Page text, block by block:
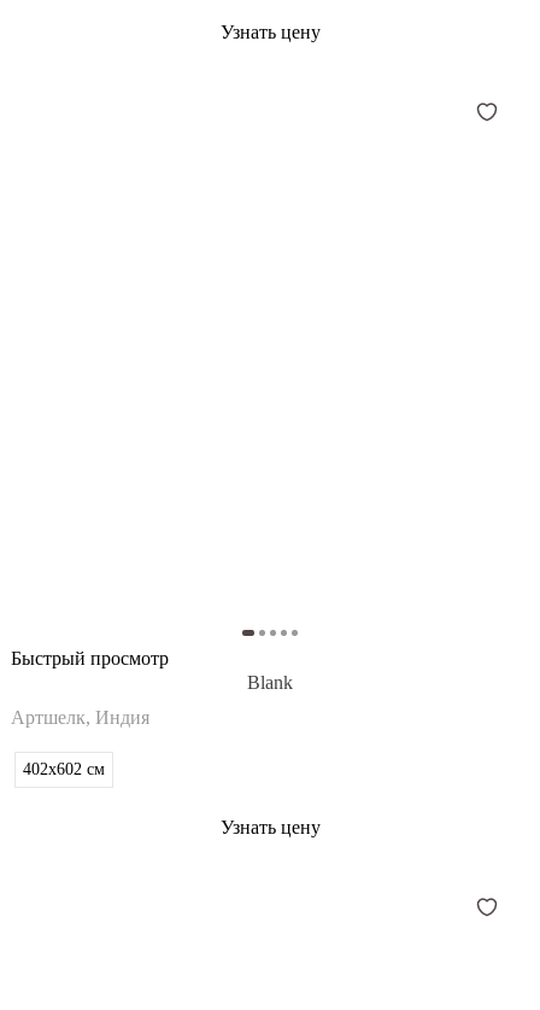
Узнать цену
Быстрый просмотр
Blank
Артшелк, Индия
402x602 см
Узнать цену